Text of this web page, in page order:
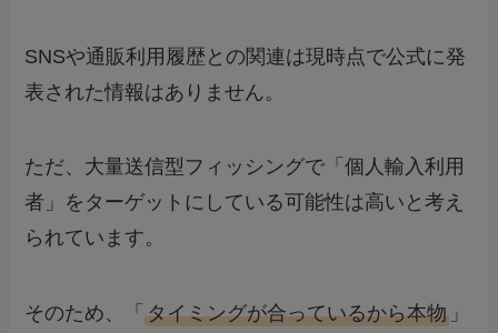
SNSや通販利用履歴との関連は現時点で公式に発
表された情報はありません。
ただ、大量送信型フィッシングで「個人輸入利用
者」をターゲットにしている可能性は高いと考え
られています。
そのため、「タイミングが合っているから本物 」